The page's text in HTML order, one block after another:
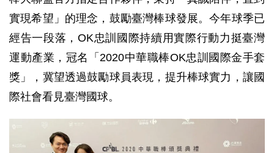
實現希望」的理念，鼓勵臺灣棒球發展。今年球季已
經告一段落，OK忠訓國際持續用實際行動力挺臺灣
運動產業，冠名「2020中華職棒OK忠訓國際金手套
獎」，冀望透過鼓勵球員表現，提升棒球實力，讓國
際社會看見臺灣國球。